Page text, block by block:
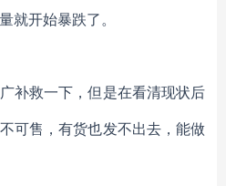
就开始暴跌了。
补救一下，但是在看清现状后
可售，有货也发不出去，能做